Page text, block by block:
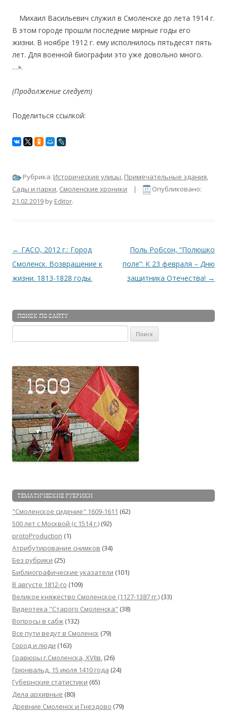
Михаил Васильевич служил в Смоленске до лета 1914 г.
В этом городе прошли последние мирные годы его
жизни. В ноябре 1912 г. ему исполнилось пятьдесят пять
лет. Для военной биографии это уже довольно много.
…».
(Продолжение следует)
Поделиться ссылкой:
Рубрика: Исторические улицы, Примечательные здания,
Сады и парки, Смоленские хроники |
Опубликовано:
21.02.2019 by Editor.
Навигация по записям
← ГАСО, 2012 г.: Город
Смоленск. Возвращение к
жизни. 1813-1828 годы.
Поль Робсон, “Полюшко
поле”: К 23 февраля – Дню
защитника Отечества! →
ПОИСК ПО САЙТУ
ТЕМАТИЧЕСКИЕ РУБРИКИ
"Смоленское сидение" 1609-1611 (62)
500 лет с Москвой (c 1514 г.) (92)
protoProduction (1)
Атрибутирование снимков (34)
Без рубрики (25)
Библиографические указатели (101)
В августе 1812-го (109)
Великое княжество Смоленское (1127-1387 гг.) (33)
Видеотека "Cтарого Смоленска" (38)
Вопросы в сабж (132)
Все пути ведут в Смоленск (79)
Город и люди (163)
Гравюры г.Смоленска, XVIIв. (26)
Грюнвальд, 15 июля 1410 года (24)
Губернские статистики (65)
Дела архивные (80)
Древние Смоленск и Гнездово (79)